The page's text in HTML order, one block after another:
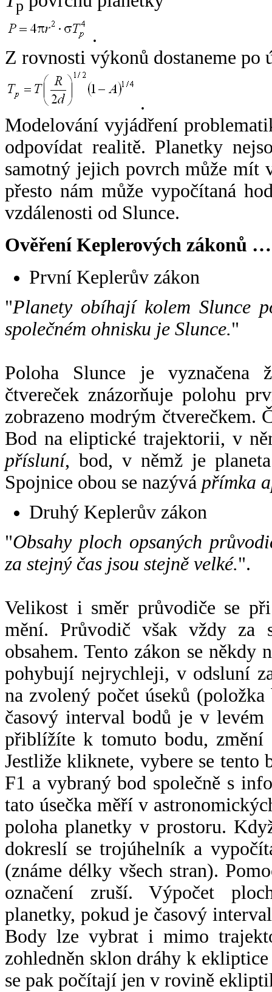
p
.
Z rovnosti výkonů dostaneme po
.
Modelování vyjádření
odpovídat realitě. Planetky
samotný jejich povrch může mít
přesto nám může vypočítaná
vzdálenosti od Slunce.
Ověření Keplerových zákonů …
První Keplerův zákon
"Planety obíhají kolem Slunce
společném ohnisku je Slunce."
Poloha Slunce je vyznačena
čtvereček znázorňuje polohu
zobrazeno modrým čtverečkem.
Bod na eliptické trajektorii, v
přísluní, bod, v němž je
Spojnice obou se nazývá přímka
Druhý Keplerův zákon
"Obsahy ploch opsaných
za stejný čas jsou stejně velké.".
Velikost i směr průvodiče se
mění. Průvodič však vždy za
obsahem. Tento zákon se někdy
pohybují nejrychleji, v odsluní
na zvolený počet úseků
časový interval bodů je v
přiblížíte k tomuto bodu,
Jestliže kliknete, vybere se tento
F1 a vybraný bod společně s
tato úsečka měří v
poloha planetky v prostoru.
dokreslí se trojúhelník a
(známe délky všech stran).
označení zruší. Výpočet
planetky, pokud je časový
Body lze vybrat i mimo
zohledněn sklon dráhy k
se pak počítají jen v rovině